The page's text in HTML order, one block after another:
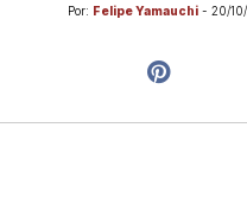
Por: Felipe Yamauchi - 20/